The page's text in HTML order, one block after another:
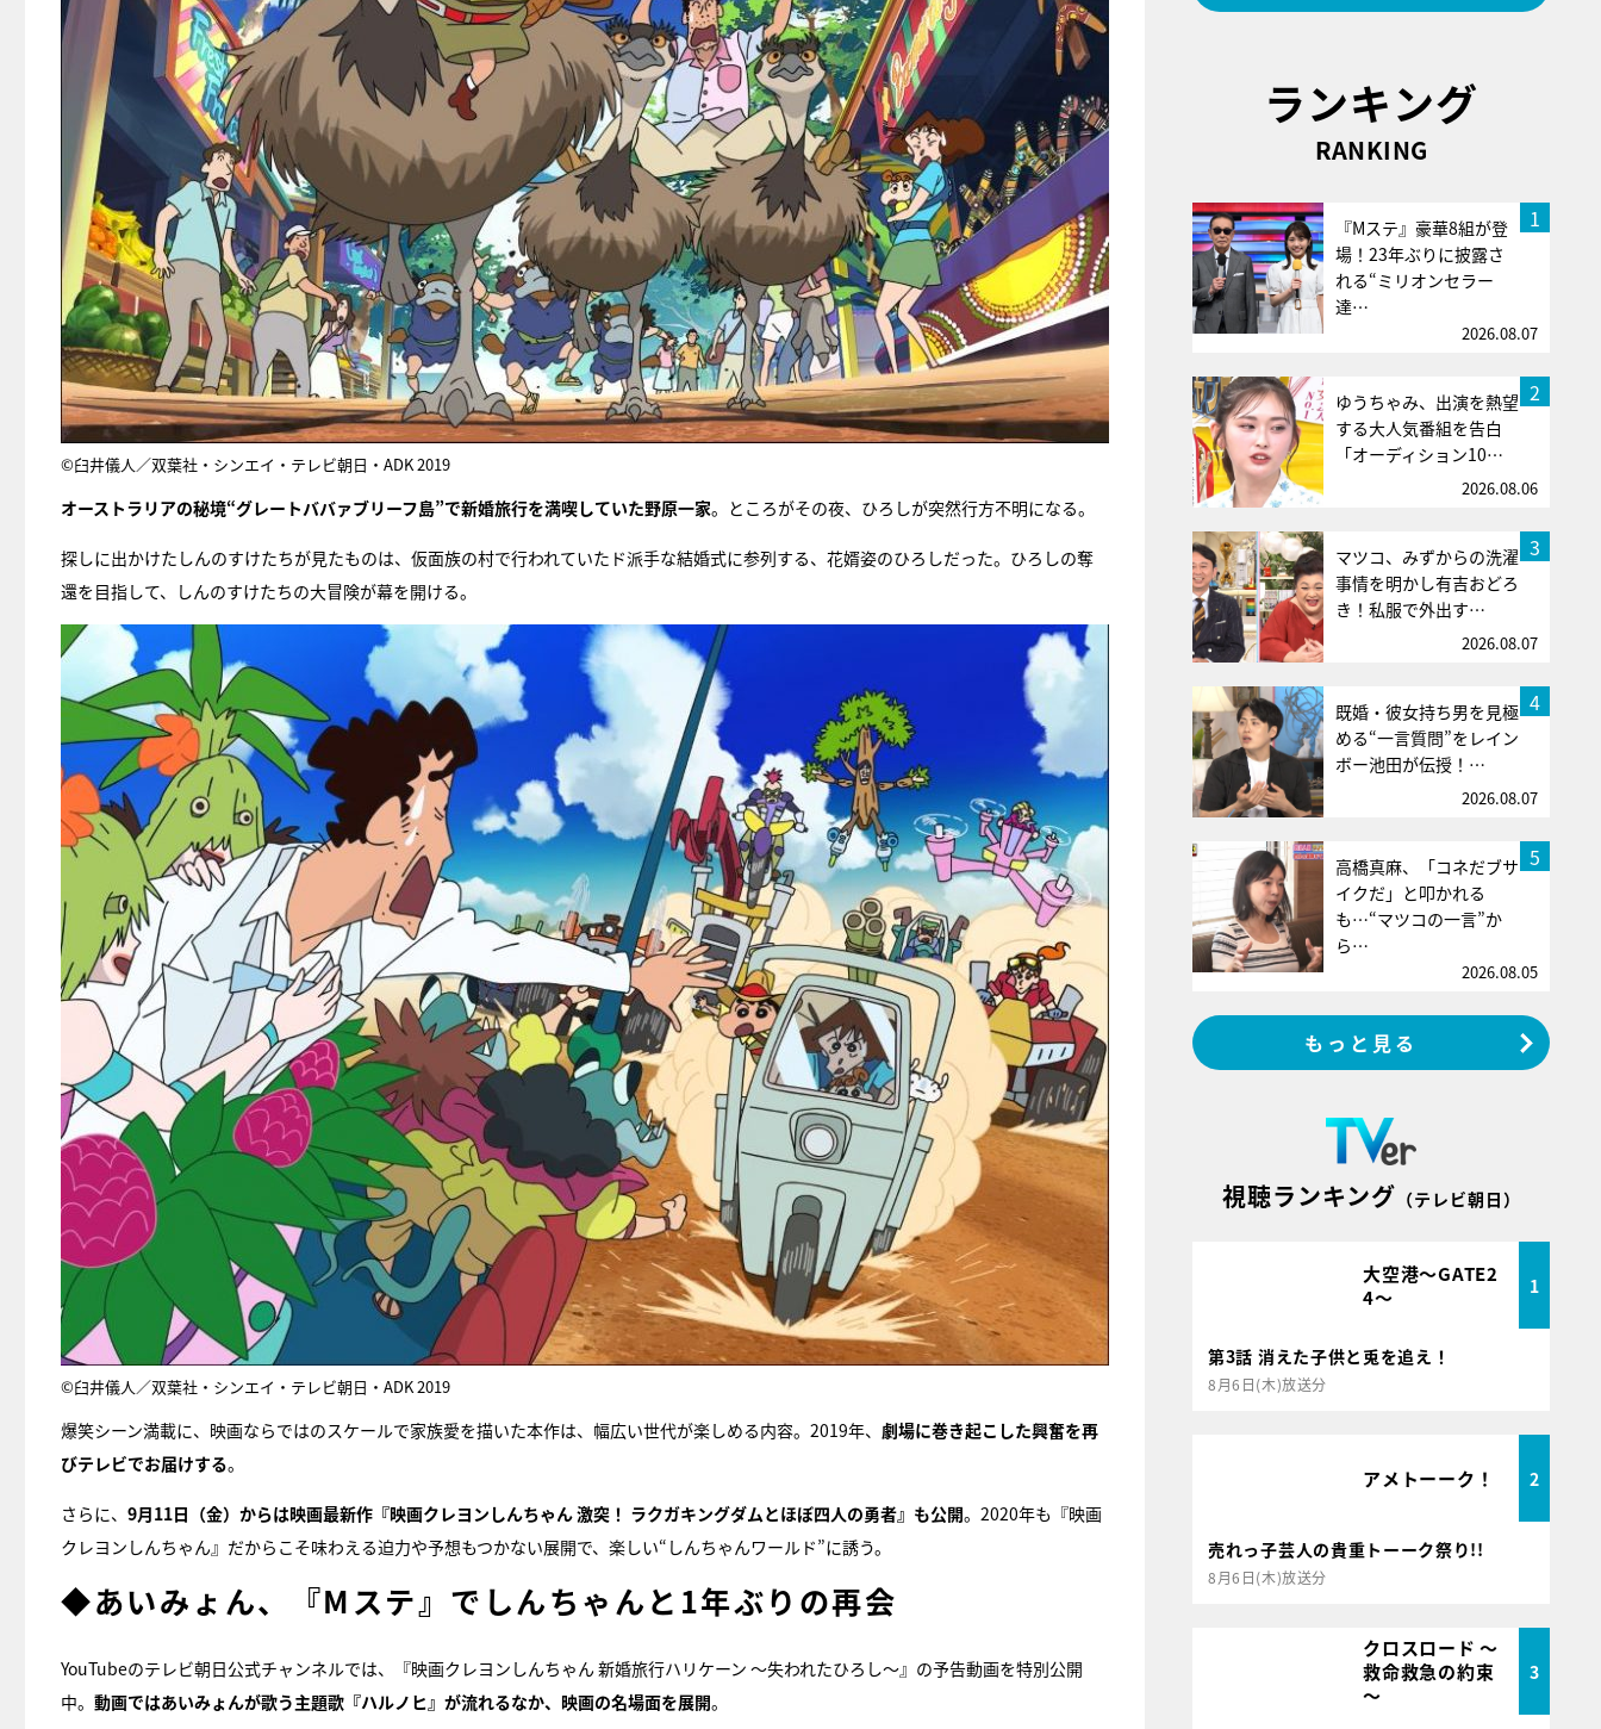
©臼井儀人／双葉社・シンエイ・テレビ朝日・ADK 2019
オーストラリアの秘境“グレートババァブリーフ島”で新婚旅行を満喫していた野原一家。ところがその夜、ひろしが突然行方不明になる。
探しに出かけたしんのすけたちが見たものは、仮面族の村で行われていたド派手な結婚式に参列する、花婿姿のひろしだった。ひろしの奪
還を目指して、しんのすけたちの大冒険が幕を開ける。
©臼井儀人／双葉社・シンエイ・テレビ朝日・ADK 2019
爆笑シーン満載に、映画ならではのスケールで家族愛を描いた本作は、幅広い世代が楽しめる内容。2019年、 劇場に巻き起こした興奮を再
びテレビでお届けする。
さらに、 9月11日（金）からは映画最新作『映画クレヨンしんちゃん 激突！ ラクガキングダムとほぼ四人の勇者』も公開。2020年も『映画
クレヨンしんちゃん』だからこそ味わえる迫力や予想もつかない展開で、楽しい“しんちゃんワールド”に誘う。
◆あいみょん、『Mステ』でしんちゃんと1年ぶりの再会
YouTubeのテレビ朝日公式チャンネルでは、『映画クレヨンしんちゃん 新婚旅行ハリケーン ～失われたひろし～』の予告動画を特別公開
中。 動画ではあいみょんが歌う主題歌『ハルノヒ』が流れるなか、映画の名場面を展開。
ランキング
RANKING
1
『Mステ』豪華8組が登
場！23年ぶりに披露さ
れる“ミリオンセラー
達…
2026.08.07
2
ゆうちゃみ、出演を熱望
する大人気番組を告白
「オーディション10…
2026.08.06
3
マツコ、みずからの洗濯
事情を明かし有吉おどろ
き！私服で外出す…
2026.08.07
4
既婚・彼女持ち男を見極
める“一言質問”をレイン
ボー池田が伝授！…
2026.08.07
5
高橋真麻、「コネだブサ
イクだ」と叩かれる
も…“マツコの一言”か
ら…
2026.08.05
もっと見る
視聴ランキング （テレビ朝日）
大空港～GATE2
4～
1
第3話 消えた子供と兎を追え！
8月6日(木)放送分
アメトーーク！ 2
売れっ子芸人の貴重トーーク祭り!!
8月6日(木)放送分
クロスロード ～
救命救急の約束
～
3